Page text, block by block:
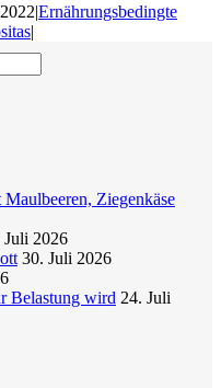
|Ernährungsbedingte
|
Ziegenkäse
Juli 2026
30. Juli 2026
Belastung wird 24. Juli